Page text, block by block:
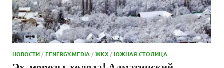
НОВОСТИ /EENERGY.MEDIA /ЖКХ /ЮЖНАЯ СТОЛИЦА